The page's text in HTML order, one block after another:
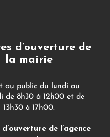
d’ouverture de
la mairie
au public du lundi au
de 8h30 à 12h00 et de
13h30 à 17h00.
de l’agence